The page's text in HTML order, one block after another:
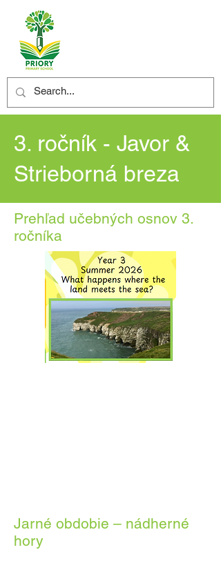
3. ročník - Javor &
Strieborná breza
Prehľad učebných osnov 3.
ročníka
Jarné obdobie – nádherné
hory